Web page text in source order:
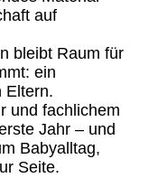
auf
bleibt Raum für
ein
Eltern.
und fachlichem
Jahr – und
Babyalltag,
Seite.